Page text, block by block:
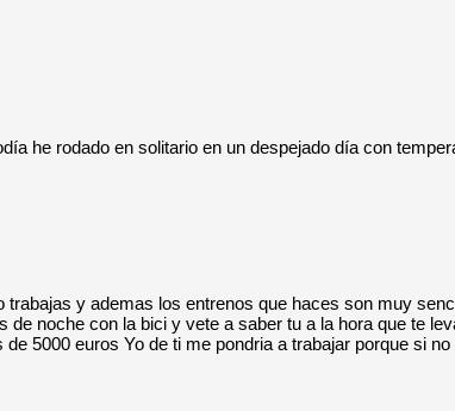
he rodado en solitario en un despejado día con
y ademas los entrenos que haces son muy
de noche con la bici y vete a saber tu a la hora que te
5000 euros Yo de ti me pondria a trabajar porque si